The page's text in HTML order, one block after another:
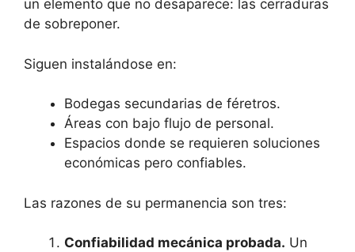
un elemento que no desaparece: las cerraduras
de sobreponer.
Siguen instalándose en:
Bodegas secundarias de féretros.
Áreas con bajo flujo de personal.
Espacios donde se requieren soluciones
económicas pero confiables.
Las razones de su permanencia son tres:
Confiabilidad mecánica probada. Un